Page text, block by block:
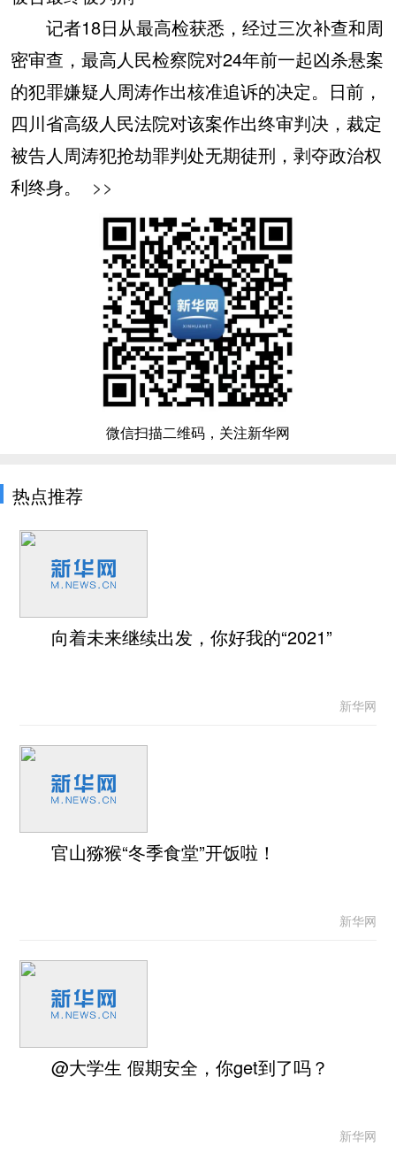
记者18日从最高检获悉，经过三次补查和周
密审查，最高人民检察院对24年前一起凶杀悬案
的犯罪嫌疑人周涛作出核准追诉的决定。日前，
四川省高级人民法院对该案作出终审判决，裁定
被告人周涛犯抢劫罪判处无期徒刑，剥夺政治权
利终身。 >>
微信扫描二维码，关注新华网
热点推荐
向着未来继续出发，你好我的“2021”
新华网
官山猕猴“冬季食堂”开饭啦！
新华网
@大学生 假期安全，你get到了吗？
新华网